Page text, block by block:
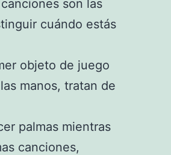
son las
cuándo estás
objeto de juego
manos, tratan de
palmas mientras
canciones,